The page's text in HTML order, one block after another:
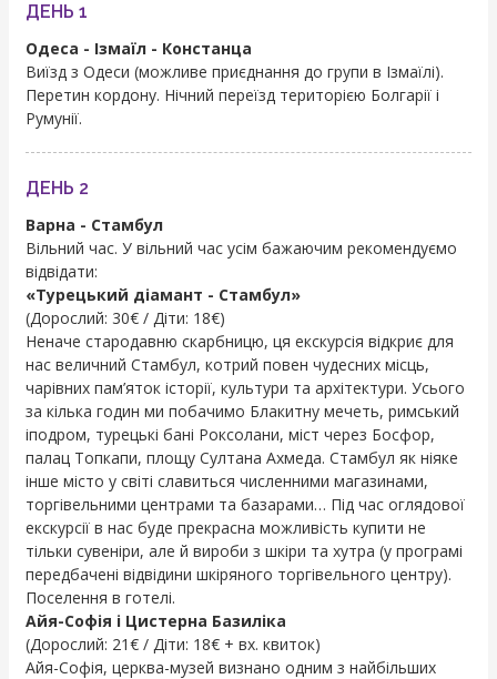
ДЕНЬ 1
Одеса - Ізмаїл - Констанца
Виїзд з Одеси (можливе приєднання до групи в Ізмаїлі).
Перетин кордону. Нічний переїзд територією Болгарії і
Румунії.
ДЕНЬ 2
Варна - Стамбул
Вільний час. У вільний час усім бажаючим рекомендуємо
відвідати:
«Турецький діамант - Стамбул»
(Дорослий: 30€ / Діти: 18€)
Неначе стародавню скарбницю, ця екскурсія відкриє для
нас величний Стамбул, котрий повен чудесних місць,
чарівних пам’яток історії, культури та архітектури. Усього
за кілька годин ми побачимо Блакитну мечеть, римський
іподром, турецькі бані Роксолани, міст через Босфор,
палац Топкапи, площу Султана Ахмеда. Стамбул як ніяке
інше місто у світі славиться численними магазинами,
торгівельними центрами та базарами… Під час оглядової
екскурсії в нас буде прекрасна можливість купити не
тільки сувеніри, але й вироби з шкіри та хутра (у програмі
передбачені відвідини шкіряного торгівельного центру).
Поселення в готелі.
Айя-Софія і Цистерна Базиліка
(Дорослий: 21€ / Діти: 18€ + вх. квиток)
Айя-Софія, церква-музей визнано одним з найбільших